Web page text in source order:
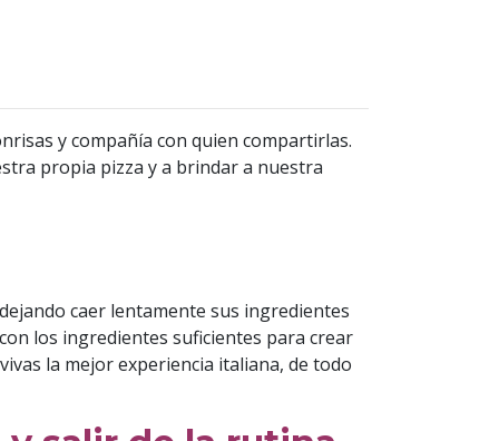
y compañía con quien compartirlas.
propia pizza y a brindar a nuestra
caer lentamente sus ingredientes
los ingredientes suficientes para crear
la mejor experiencia italiana, de todo